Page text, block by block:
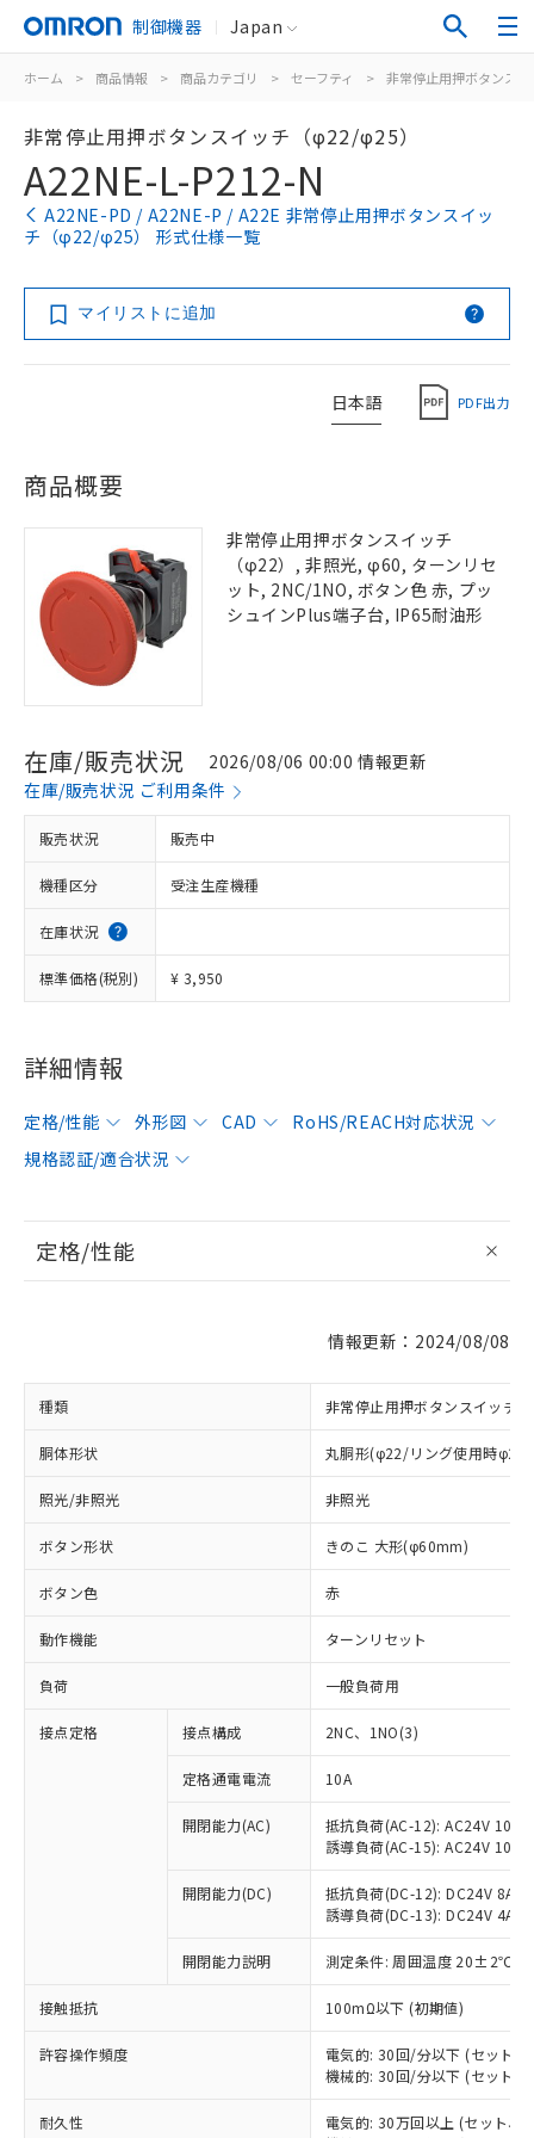
制御機器 Japan
ホーム > 商品情報 > 商品カテゴリ > セーフティ > 非常停止用押ボタンスイ
非常停止用押ボタンスイッチ（φ22/φ25）
A22NE-L-P212-N
A22NE-PD / A22NE-P / A22E 非常停止用押ボタンスイッ
チ（φ22/φ25） 形式仕様一覧
マイリストに追加
日本語 PDF出力
商品概要
非常停止用押ボタンスイッチ
（φ22）, 非照光, φ60, ターンリセ
ット, 2NC/1NO, ボタン色 赤, プッ
シュインPlus端子台, IP65耐油形
在庫/販売状況
2026/08/06 00:00 情報更新
在庫/販売状況 ご利用条件
販売状況 販売中
機種区分 受注生産機種
在庫状況
標準価格(税別) ¥ 3,950
詳細情報
定格/性能 外形図 CAD
RoHS/REACH対応状況
規格認証/適合状況
定格/性能
情報更新：2024/08/08
種類 非常停止用押ボタンスイッチ
胴体形状 丸胴形(φ22/リング使用時
照光/非照光 非照光
ボタン形状 きのこ 大形(φ60mm)
ボタン色 赤
動作機能 ターンリセット
負荷 一般負荷用
接点定格 接点構成 2NC、1NO(3)
定格通電電流 10A
開閉能力(AC)
抵抗負荷(AC-12): AC24V 10A/
誘導負荷(AC-15): AC24V
開閉能力(DC)
抵抗負荷(DC-12): DC24V 8A/
誘導負荷(DC-13): DC24V 4A/
開閉能力説明 測定条件: 周囲温度 20±2℃、
接触抵抗 100mΩ以下 (初期値)
許容操作頻度
電気的: 30回/分以下 (セット
機械的: 30回/分以下 (セット
耐久性
電気的: 30万回以上 (セット、
※1 対応状況
対応済み：EU RoHS指令（10物質）の
非含有に対応した製品が提供可能な商品で
対応予定：EU RoHS指令（10物質）の非含